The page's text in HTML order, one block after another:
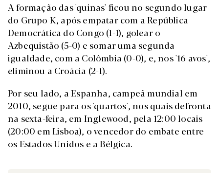
A formação das 'quinas' ficou no segundo lugar
do Grupo K, após empatar com a República
Democrática do Congo (1-1), golear o
Azbequistão (5-0) e somar uma segunda
igualdade, com a Colômbia (0-0), e, nos '16 avos',
eliminou a Croácia (2-1).
Por seu lado, a Espanha, campeã mundial em
2010, segue para os 'quartos', nos quais defronta
na sexta-feira, em Inglewood, pela 12:00 locais
(20:00 em Lisboa), o vencedor do embate entre
os Estados Unidos e a Bélgica.